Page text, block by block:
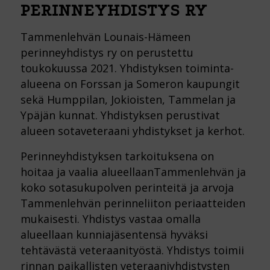
PERINNEYHDISTYS RY
Tammenlehvän Lounais-Hämeen
perinneyhdistys ry on perustettu
toukokuussa 2021. Yhdistyksen toiminta-
alueena on Forssan ja Someron kaupungit
sekä Humppilan, Jokioisten, Tammelan ja
Ypäjän kunnat. Yhdistyksen perustivat
alueen sotaveteraani yhdistykset ja kerhot.
Perinneyhdistyksen tarkoituksena on
hoitaa ja vaalia alueellaanTammenlehvän ja
koko sotasukupolven perinteitä ja arvoja
Tammenlehvän perinneliiton periaatteiden
mukaisesti. Yhdistys vastaa omalla
alueellaan kunniajäsentensä hyväksi
tehtävästä veteraanityöstä. Yhdistys toimii
rinnan paikallisten veteraaniyhdistysten